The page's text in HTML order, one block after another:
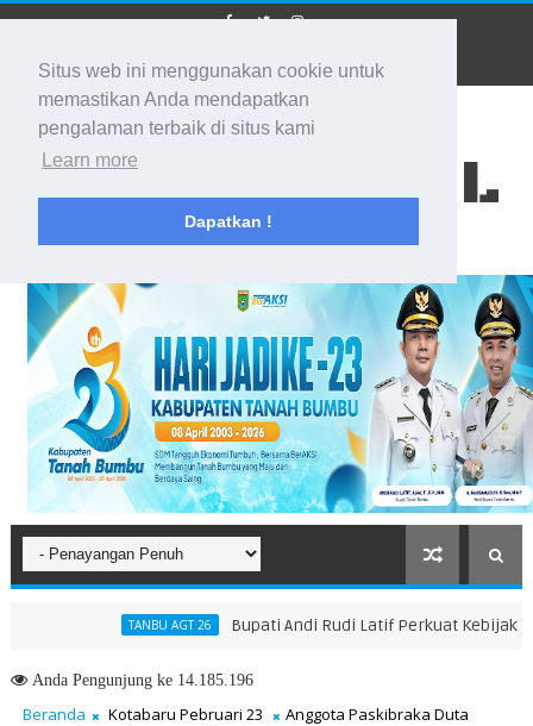
Situs web ini menggunakan cookie untuk
memastikan Anda mendapatkan
pengalaman terbaik di situs kami
Learn more
Dapatkan !
BIDIK KALSEL
Membidik Ke Segala Arah
TANBU AGT 26 Bupati Andi Rudi Latif Perkuat Kebijakan
Masa Depan yang Lebih Hijau dan Gemilang
AndaPengunjung ke 14.185.196
Beranda Kotabaru Pebruari 23
Anggota Paskibraka Duta